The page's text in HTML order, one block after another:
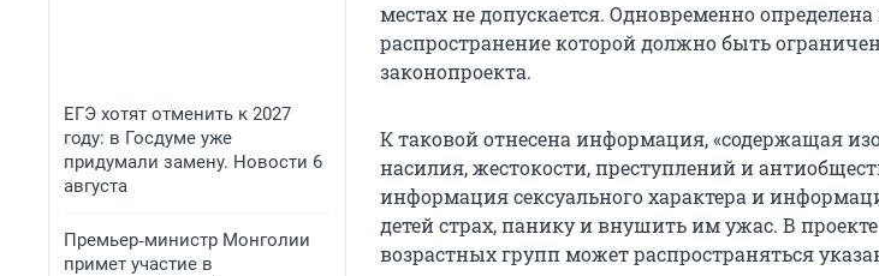
ЕГЭ хотят отменить к 2027
году: в Госдуме уже
придумали замену. Новости 6
августа
Премьер‑министр Монголии
примет участие в
местах не допускается. Одновременно
распространение которой должно быть
законопроекта.
К таковой отнесена информация, «содержащая
насилия, жестокости, преступлений и
информация сексуального характера и
детей страх, панику и внушить им ужас. В
возрастных групп может распространяться